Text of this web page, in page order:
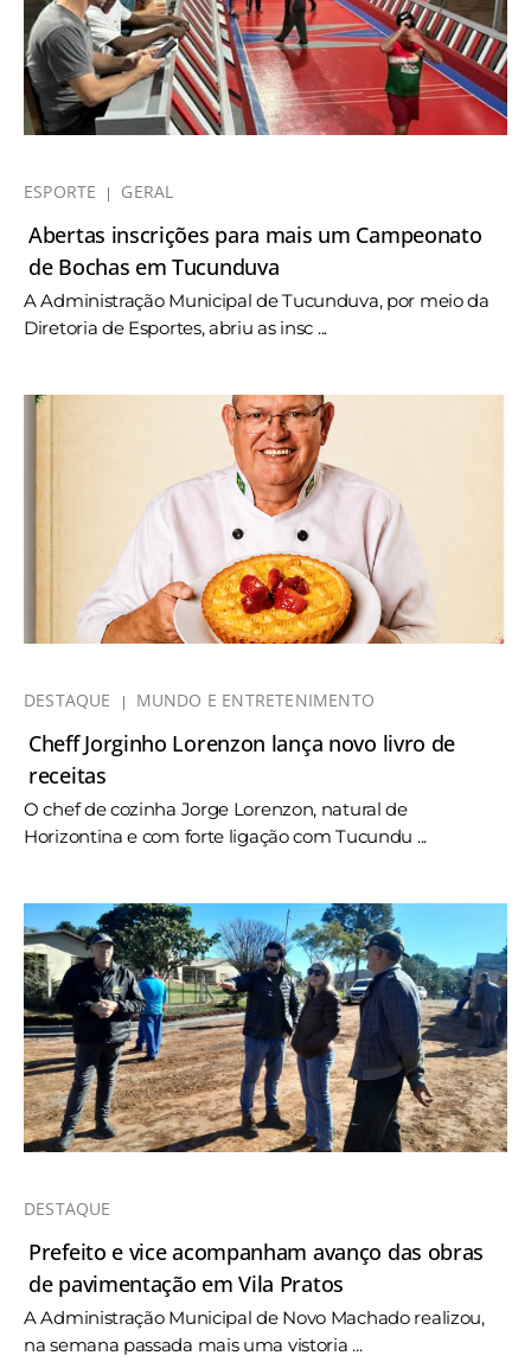
ESPORTE GERAL
Abertas inscrições para mais um Campeonato
de Bochas em Tucunduva
A Administração Municipal de Tucunduva, por meio da
Diretoria de Esportes, abriu as insc ...
DESTAQUE MUNDO E ENTRETENIMENTO
Cheff Jorginho Lorenzon lança novo livro de
receitas
O chef de cozinha Jorge Lorenzon, natural de
Horizontina e com forte ligação com Tucundu ...
DESTAQUE
Prefeito e vice acompanham avanço das obras
de pavimentação em Vila Pratos
A Administração Municipal de Novo Machado realizou,
na semana passada mais uma vistoria ...